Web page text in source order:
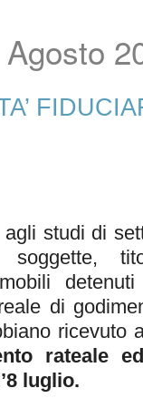
studi di
soggette,
di
ricevuto
rateale
luglio.